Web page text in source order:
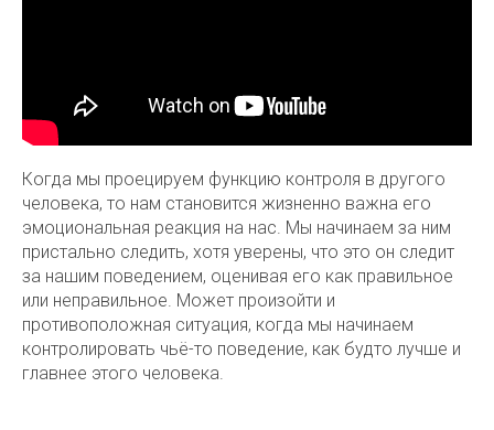
Когда мы проецируем функцию контроля в другого
человека, то нам становится жизненно важна его
эмоциональная реакция на нас. Мы начинаем за ним
пристально следить, хотя уверены, что это он следит
за нашим поведением, оценивая его как правильное
или неправильное. Может произойти и
противоположная ситуация, когда мы начинаем
контролировать чьё-то поведение, как будто лучше и
главнее этого человека.